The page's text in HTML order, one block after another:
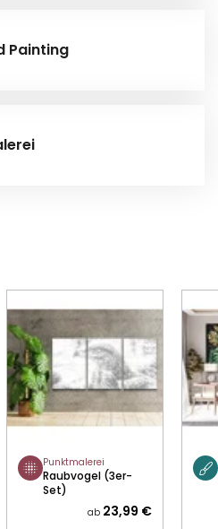
Painting
Punktmalerei
Raubvogel (3er-
Set)
ab 23,99 €